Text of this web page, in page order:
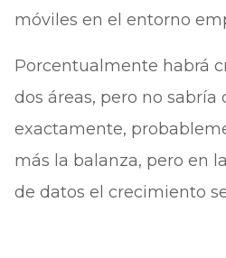
móviles en el entorno
Porcentualmente habrá
dos áreas, pero no sabría
exactamente,
más la balanza, pero en
de datos el crecimiento